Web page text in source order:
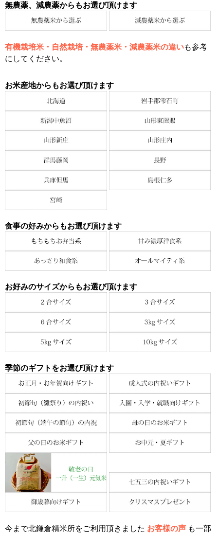
無農薬、減農薬からもお選び頂けます
有機栽培米・自然栽培・無農薬米・減農薬米の違いも参考
にしてください。
お米産地からもお選び頂けます
食事の好みからもお選び頂けます
お好みのサイズからもお選び頂けます
季節のギフトをお選び頂けます
今まで北鎌倉精米所をご利用頂きました お客様の声 も一部